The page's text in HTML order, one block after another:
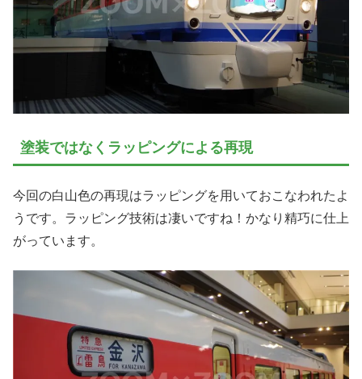
塗装ではなくラッピングによる再現
今回の白山色の再現はラッピングを用いておこなわれたよ
うです。ラッピング技術は凄いですね！かなり精巧に仕上
がっています。